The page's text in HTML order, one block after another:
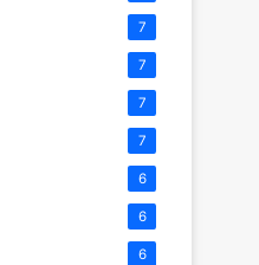
7
7
7
7
6
6
6